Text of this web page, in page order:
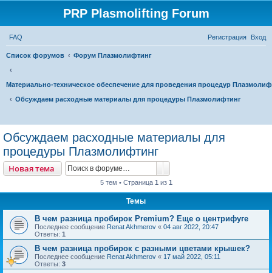
PRP Plasmolifting Forum
FAQ Вход
Регистрация
Список форумов Форум Плазмолифтинг
Материально-техническое обеспечение для проведения процедур
Обсуждаем расходные материалы для процедуры Плазмолифтинг
Обсуждаем расходные материалы для
процедуры Плазмолифтинг
Новая тема
5 тем • Страница 1 из 1
Темы
В чем разница пробирок Premium? Еще о центрифуге
Последнее сообщение Renat Akhmerov « 04 авг 2022, 20:47
Ответы: 1
В чем разница пробирок с разными цветами крышек?
Последнее сообщение Renat Akhmerov « 17 май 2022, 05:11
Ответы: 3